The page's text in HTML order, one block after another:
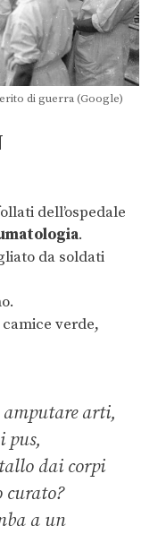
di guerra (Google)
dell’ospedale
.
da soldati
verde,
amputare arti,
pus,
dai corpi
curato?
a un